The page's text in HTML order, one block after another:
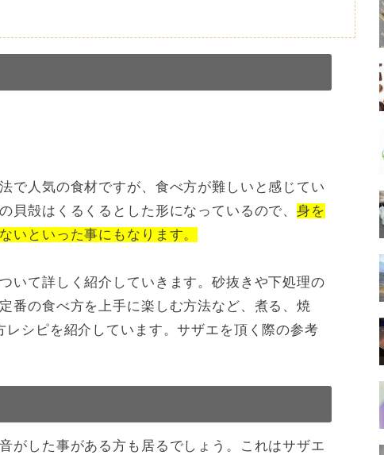
で人気の食材ですが、食べ方が難しいと感じてい
貝殻はくるくるとした形になっているので、身を
いといった事にもなります。
いて詳しく紹介していきます。砂抜きや下処理の
番の食べ方を上手に楽しむ方法など、煮る、焼
シピを紹介しています。サザエを頂く際の参考
がした事がある方も居るでしょう。これはサザエ